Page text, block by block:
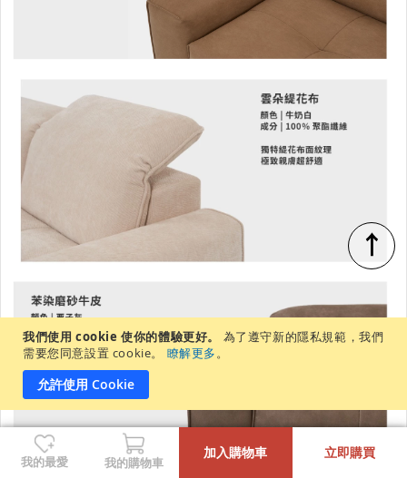
我們使用 cookie 使你的體驗更好。
為了遵守新的隱私規範，我們
需要您同意設置 cookie。
瞭解更多。
允許使用 Cookie
↑
我的最愛 我的購物車
加入購物車 立即購買
+
-